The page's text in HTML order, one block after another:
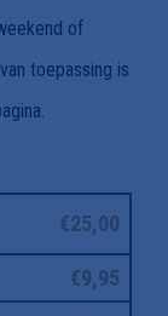
of
toepassing is
€25,00
€9,95